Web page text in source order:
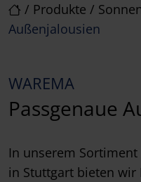
/ Produkte /
Außenjalousien
WAREMA
Passgenaue
In unserem
in Stuttgart bieten wir